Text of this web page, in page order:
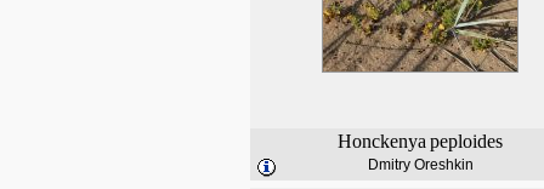
Honckenya peploides
Dmitry Oreshkin